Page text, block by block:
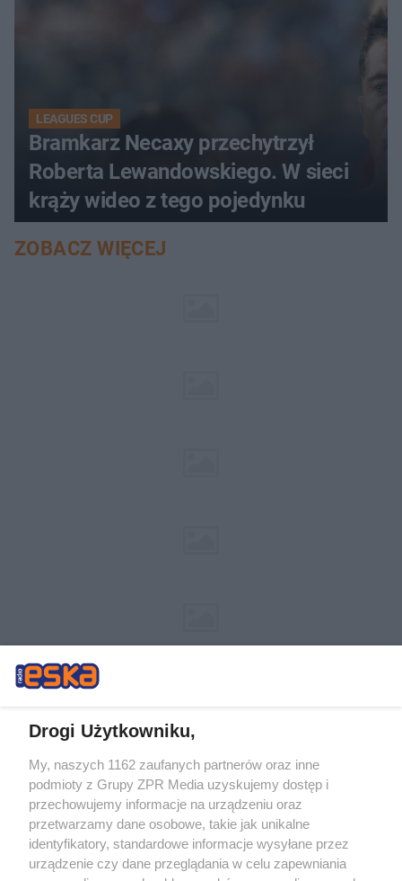
LEAGUES CUP
Bramkarz Necaxy przechytrzył
Roberta Lewandowskiego. W sieci
krąży wideo z tego pojedynku
ZOBACZ WIĘCEJ
Żaden utwór zamieszczony w serwisie nie może być powielany i
rozpowszechniany lub dalej rozpowszechniany w jakikolwiek sposób (w
tym także elektroniczny lub mechaniczny) na jakimkolwiek polu
eksploatacji w jakiejkolwiek formie, włącznie z umieszczaniem w Internecie
bez pisemnej zgody właściciela praw. Jakiekolwiek użycie lub
wykorzystanie utworów w całości lub w części z naruszeniem prawa, tzn.
bez właściwej zgody, jest zabronione pod groźbą kary i może być ścigane
prawnie.
Drogi Użytkowniku,
My, naszych 1162 zaufanych partnerów oraz inne
podmioty z Grupy ZPR Media uzyskujemy dostęp i
przechowujemy informacje na urządzeniu oraz
przetwarzamy dane osobowe, takie jak unikalne
identyfikatory, standardowe informacje wysyłane przez
urządzenie czy dane przeglądania w celu zapewniania